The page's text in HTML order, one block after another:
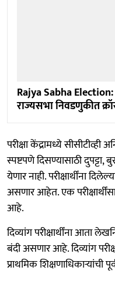
Rajya Sabha
राज्यसभा निवडणुकीत
परीक्षा केंद्रामध्ये
स्पष्टपणे दिसण्यासाठी दुपट्टा,
येणार नाही. परीक्षार्थींना
असणार आहेत. एक
आहे.
दिव्यांग परीक्षार्थींना आता
बंदी असणार आहे. दिव्यांग
प्राथमिक